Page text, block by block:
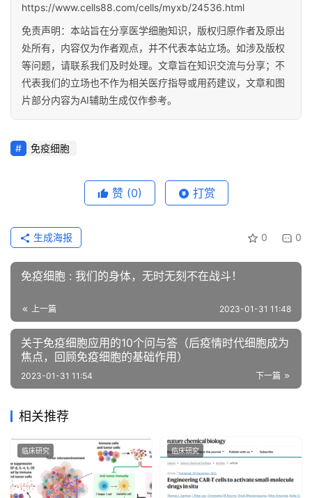
https://www.cells88.com/cells/myxb/24536.html
免责声明：本站旨在分享医学细胞知识，版权归原作者及原出
处所有，内容仅为作者观点，并不代表本站立场。如涉及版权
等问题，请联系我们及时处理。文章旨在知识交流与分享；不
代表我们的立场也不作为相关医疗指导或用药建议，文章和图
片部分内容为AI辅助生成仅作参考。
免疫细胞
赞 (0) 打赏
0 0
生成海报
免疫细胞 : 我们的身体，无时无刻不在战斗！
上一篇 2023-01-31 11:48
关于免疫细胞应用的10个问与答（后疫情时代细胞成为
焦点，回顾免疫细胞的基础作用）
下一篇
2023-01-31 11:54
相关推荐
临床研究 临床研究